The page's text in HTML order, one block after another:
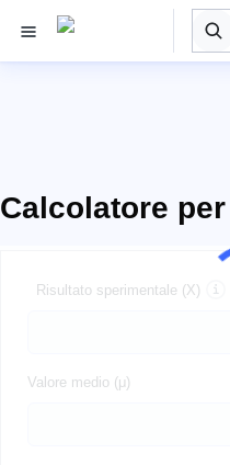
Calcolatore
Risultato sperimentale (X)
Valore medio (μ)